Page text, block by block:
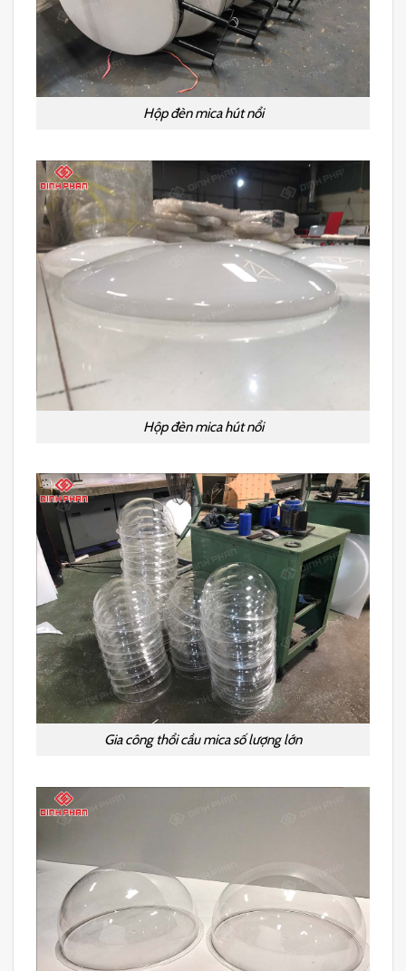
Hộp đèn mica hút nổi
Hộp đèn mica hút nổi
Gia công thổi cầu mica số lượng lớn